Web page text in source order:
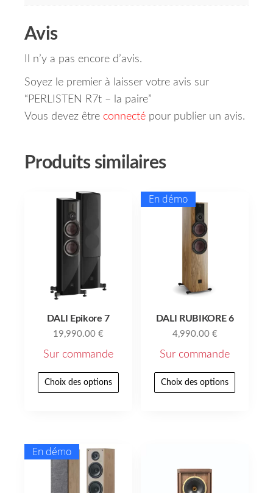
Avis
Il n’y a pas encore d’avis.
Soyez le premier à laisser votre avis sur
“PERLISTEN R7t – la paire”
Vous devez être connecté pour publier un avis.
Produits similaires
DALI Epikore 7
19,990.00 €
Sur commande
Choix des options
En démo
DALI RUBIKORE 6
4,990.00 €
Sur commande
Choix des options
En démo